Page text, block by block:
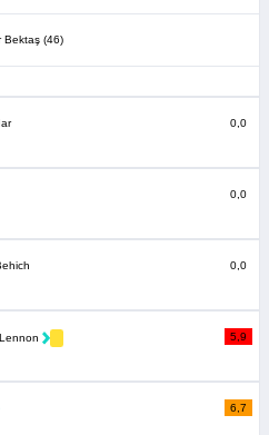
Bektaş (46)
0,0
0,0
0,0
5,9
6,7